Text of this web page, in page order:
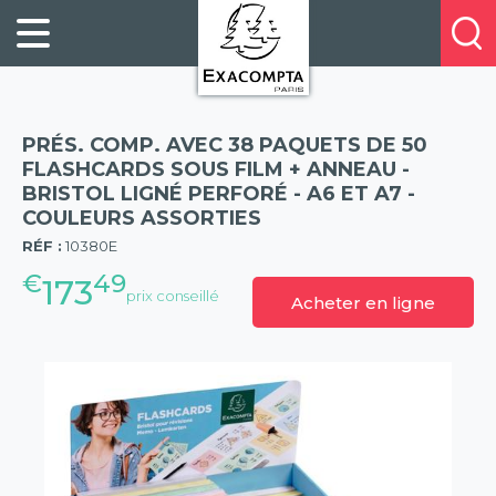
FILING
ORGANISATION
PRESENTATION
BUSINESS
BOOKS
&
PADS
À
PROPOS
NOS
E-
CATALOGUES
POINTS
DE
VENTE
Profitez
de
réduction
sur
la
nouvelle
gamme
exacompta
PRÉS. COMP. AVEC 38 PAQUETS DE 50
FLASHCARDS SOUS FILM + ANNEAU -
BRISTOL LIGNÉ PERFORÉ - A6 ET A7 -
COULEURS ASSORTIES
RÉF : 10380E
€17349prix conseillé Acheter en ligne
(57)
Panneau de gestion des cookies